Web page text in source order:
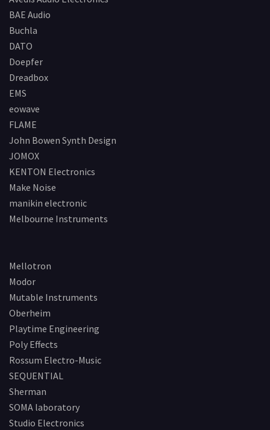
BAE Audio
Buchla
DATO
Doepfer
Dreadbox
EMS
eowave
FLAME
John Bowen Synth Design
JOMOX
KENTON Electronics
Make Noise
manikin electronic
Melbourne Instruments
Mellotron
Modor
Mutable Instruments
Oberheim
Playtime Engineering
Poly Effects
Rossum Electro-Music
SEQUENTIAL
Sherman
SOMA laboratory
Studio Electronics